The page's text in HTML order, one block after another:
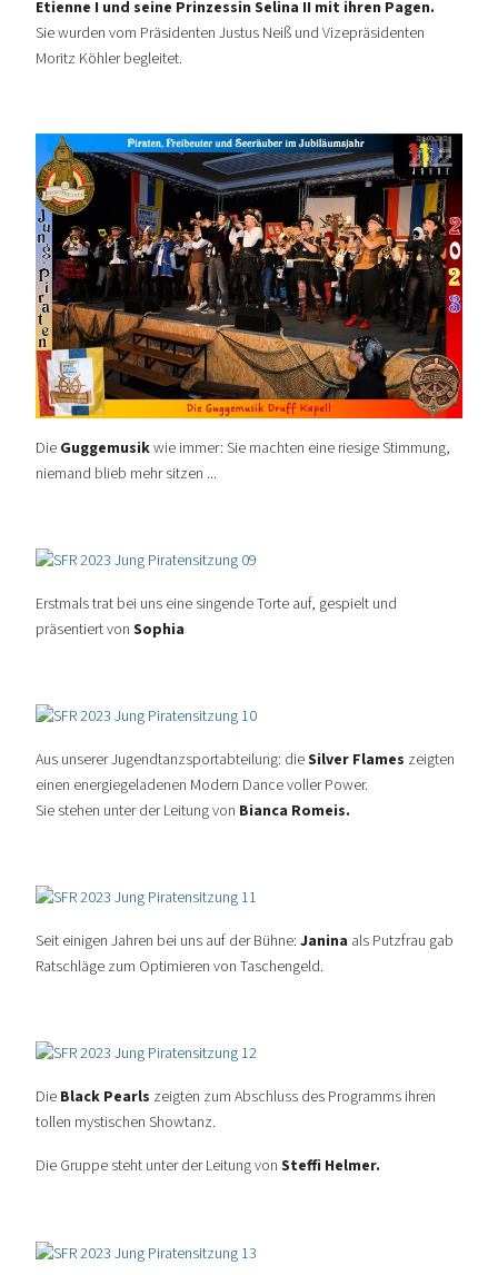
Etienne I und seine Prinzessin Selina II mit ihren Pagen.
Sie wurden vom Präsidenten Justus Neiß und Vizepräsidenten
Moritz Köhler begleitet.
Die Guggemusikwie immer: Sie machten eine riesige Stimmung,
niemand blieb mehr sitzen ...
Erstmals trat bei uns eine singende Torte auf, gespielt und
präsentiert von Sophia
Aus unsererJugendtanzsportabteilung: dieSilver Flames zeigten
einen energiegeladenen Modern Dance voller Power.
Sie stehen unter der Leitung von Bianca Romeis.
Seit einigen Jahren bei uns auf der Bühne: Janina als Putzfrau gab
Ratschläge zum Optimieren von Taschengeld.
Die Black Pearls zeigten zum Abschluss des Programms ihren
tollen mystischen Showtanz.
Die Gruppe steht unter der Leitung von Steffi Helmer.